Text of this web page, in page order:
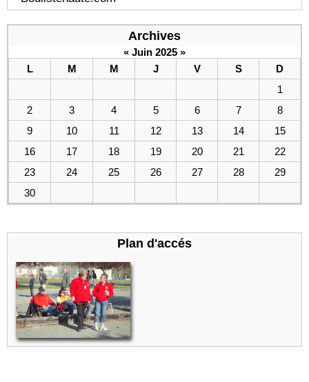
Archives
« Juin 2025 »
L
M M J V S
D
1
2
3 4 5 6 7
8
9
10 11 12 13 14
15
16
17 18 19 20 21
22
23
24 25 26 27 28
29
30
Plan d'accés